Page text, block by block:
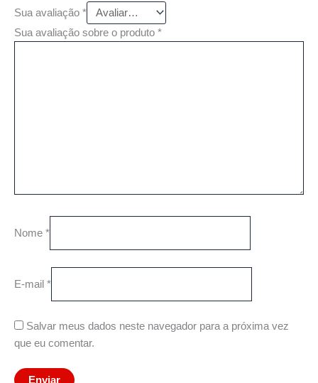
Sua avaliação *
Sua avaliação sobre o produto *
Nome *
E-mail *
Salvar meus dados neste navegador para a próxima vez
que eu comentar.